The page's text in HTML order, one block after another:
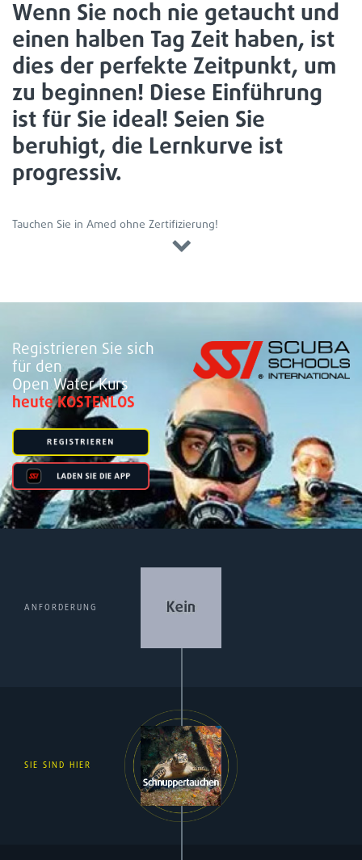
Wenn Sie noch nie getaucht und
einen halben Tag Zeit haben, ist
dies der perfekte Zeitpunkt, um
zu beginnen! Diese Einführung
ist für Sie ideal! Seien Sie
beruhigt, die Lernkurve ist
progressiv.
Tauchen Sie in Amed ohne Zertifizierung!
Registrieren Sie sich
für den
Open Water Kurs
heute KOSTENLOS
ANFORDERUNG
SIE SIND HIER